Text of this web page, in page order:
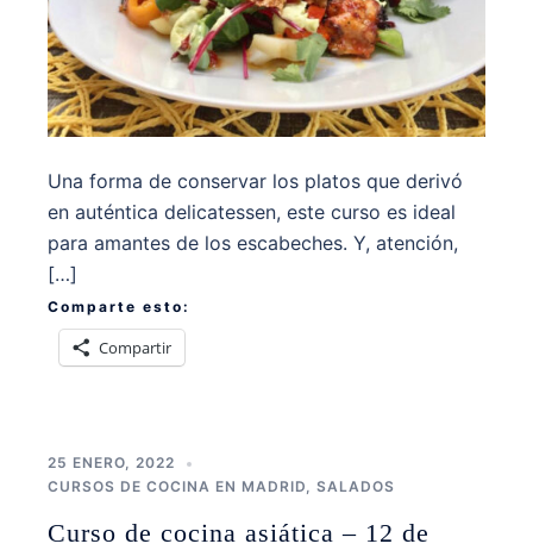
Una forma de conservar los platos que derivó
en auténtica delicatessen, este curso es ideal
para amantes de los escabeches. Y, atención,
[…]
Comparte esto:
Compartir
25 ENERO, 2022
CURSOS DE COCINA EN MADRID, SALADOS
Curso de cocina asiática – 12 de